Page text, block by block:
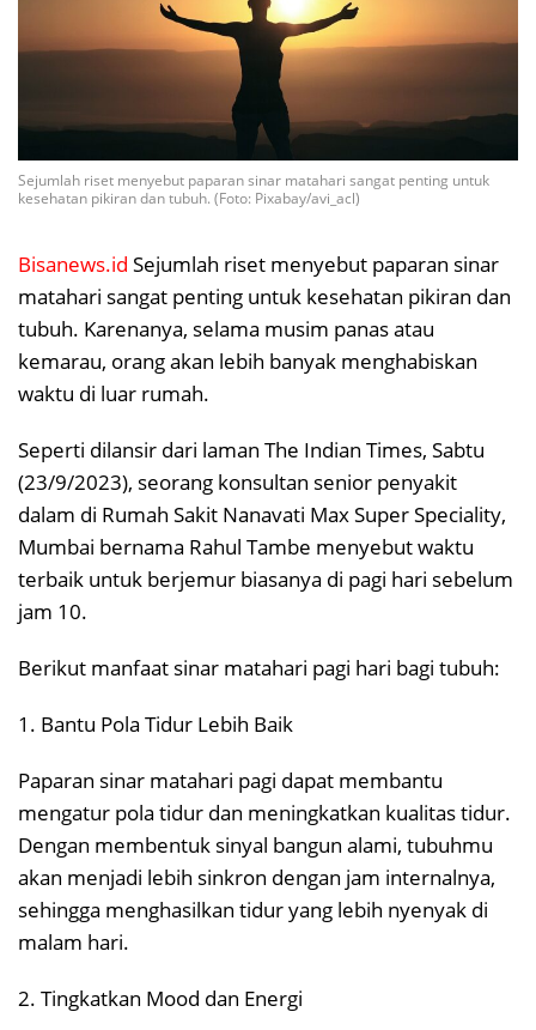
Sejumlah riset menyebut paparan sinar matahari sangat penting untuk
kesehatan pikiran dan tubuh. (Foto: Pixabay/avi_acl)
Bisanews.id Sejumlah riset menyebut paparan sinar
matahari sangat penting untuk kesehatan pikiran dan
tubuh. Karenanya, selama musim panas atau
kemarau, orang akan lebih banyak menghabiskan
waktu di luar rumah.
Seperti dilansir dari laman The Indian Times, Sabtu
(23/9/2023), seorang konsultan senior penyakit
dalam di Rumah Sakit Nanavati Max Super Speciality,
Mumbai bernama Rahul Tambe menyebut waktu
terbaik untuk berjemur biasanya di pagi hari sebelum
jam 10.
Berikut manfaat sinar matahari pagi hari bagi tubuh:
1. Bantu Pola Tidur Lebih Baik
Paparan sinar matahari pagi dapat membantu
mengatur pola tidur dan meningkatkan kualitas tidur.
Dengan membentuk sinyal bangun alami, tubuhmu
akan menjadi lebih sinkron dengan jam internalnya,
sehingga menghasilkan tidur yang lebih nyenyak di
malam hari.
2. Tingkatkan Mood dan Energi